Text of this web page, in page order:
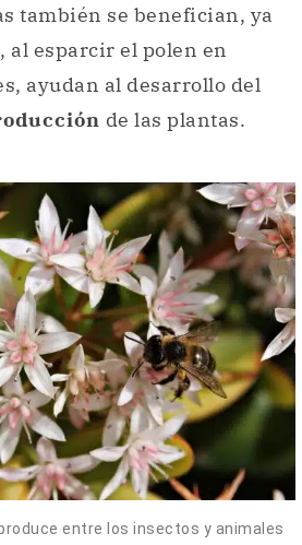
también se benefician, ya
, al esparcir el polen en
ayudan al desarrollo del
de las plantas.
entre los insectos y animales